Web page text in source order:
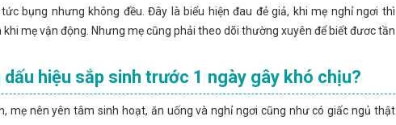
bụng nhưng không đều. Đây là biểu hiện đau đẻ giả, khi mẹ nghỉ ngơi thì
mẹ vận động. Nhưng mẹ cũng phải theo dõi thường xuyên để biết đươc tần
hiệu sắp sinh trước 1 ngày gây khó chịu?
mẹ nên yên tâm sinh hoạt, ăn uống và nghỉ ngơi cũng như có giấc ngủ thật